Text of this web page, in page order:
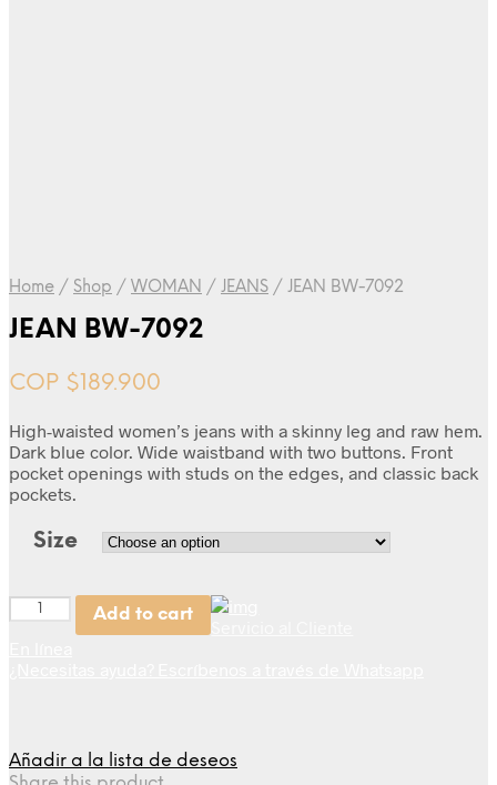
Home / Shop / WOMAN / JEANS / JEAN BW-7092
JEAN BW-7092
COP $ 189.900
High-waisted women’s jeans with a skinny leg and raw hem.
Dark blue color. Wide waistband with two buttons. Front
pocket openings with studs on the edges, and classic back
pockets.
Size
Quantity
Add to cart
Añadir a la lista de deseos